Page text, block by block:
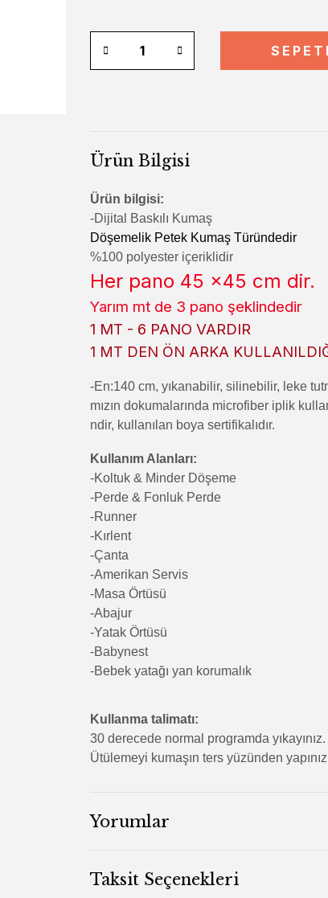
Ürün Bilgisi
Ürün bilgisi:
-Dijital Baskılı Kumaş
Döşemelik Petek Kumaş Türündedir
%100 polyester içeriklidir
Her pano 45 x45 cm dir.
Yarım mt de 3 pano şeklindedir
1 MT - 6 PANO VARDIR
1 MT DEN ÖN ARKA
-En:140 cm, yıkanabilir, silinebilir, leke
mızın dokumalarında microfiber iplik
ndir, kullanılan boya sertifikalıdır.
Kullanım Alanları:
-Koltuk & Minder Döşeme
-Perde & Fonluk Perde
-Runner
-Kırlent
-Çanta
-Amerikan Servis
-Masa Örtüsü
-Abajur
-Yatak Örtüsü
-Babynest
-Bebek yatağı yan korumalık
Kullanma talimatı:
30 derecede normal programda yıkayınız.
Ütülemeyi kumaşın ters yüzünden
Yorumlar
Taksit Seçenekleri